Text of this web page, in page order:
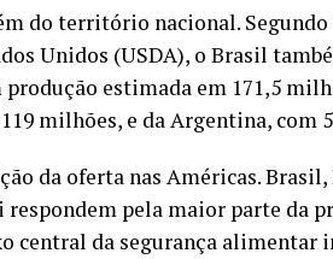
do território nacional.
Unidos (USDA), o Brasil
estimada em 171,5
milhões, e da Argentina, com
da oferta nas Américas. Brasil,
respondem pela maior parte da
central da segurança alimentar